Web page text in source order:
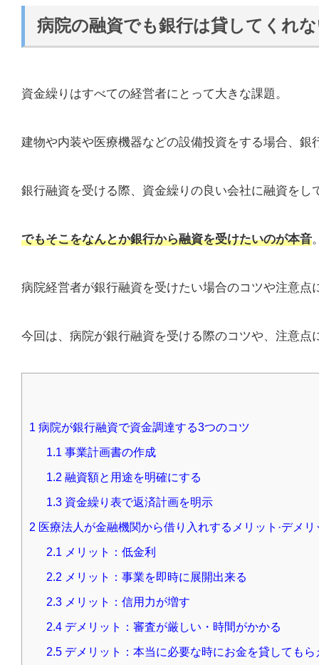
病院の融資でも銀行は貸してくれ
資金繰りはすべての経営者にとって大きな課題。
建物や内装や医療機器などの設備投資をする場合、
銀行融資を受ける際、資金繰りの良い会社に融資を
でもそこをなんとか銀行から融資を受けたいのが本音
病院経営者が銀行融資を受けたい場合のコツや注意
今回は、病院が銀行融資を受ける際のコツや、注意
1 病院が銀行融資で資金調達する3つのコツ
1.1 事業計画書の作成
1.2 融資額と用途を明確にする
1.3 資金繰り表で返済計画を明示
2 医療法人が金融機関から借り入れするメリット·デメリ
2.1 メリット：低金利
2.2 メリット：事業を即時に展開出来る
2.3 メリット：信用力が増す
2.4 デメリット：審査が厳しい・時間がかかる
2.5 デメリット：本当に必要な時にお金を貸してもら